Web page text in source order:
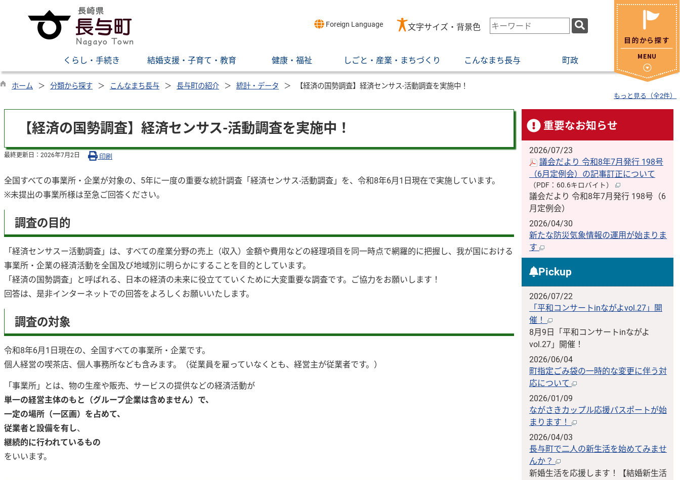
Foreign Language 文字サイズ・背景色
検
索
ー
ワ
くらし・手続き 結婚支援・子育て・教育 健康・福祉 しごと・産業・まちづくり こんなまち長与 町政
ホーム 分類から探す こんなまち長与 長与町の紹介 統計・データ 【経済の国勢調査】経済センサス-活動調査を実施中！
もっと見る（全2件）
【経済の国勢調査】経済センサス-活動調査を実施中！
最終更新日： 2026年7月2日 印刷
全国すべての事業所・企業が対象の、5年に一度の重要な統計調査「経済センサス-活動調査」を、令和8年6月1日現在で実施しています。
※未提出の事業所様は至急ご回答ください。
調査の目的
「経済センサスー活動調査」は、すべての産業分野の売上（収入）金額や費用などの経理項目を同一時点で網羅的に把握し、我が国における
事業所・企業の経済活動を全国及び地域別に明らかにすることを目的としています。
「経済の国勢調査」と呼ばれる、日本の経済の未来に役立てていくために大変重要な調査です。ご協力をお願いします！
回答は、是非インターネットでの回答をよろしくお願いいたします。
調査の対象
令和8年6月1日現在の、全国すべての事業所・企業です。
個人経営の喫茶店、個人事務所なども含みます。（従業員を雇っていなくとも、経営主が従業者です。）
「事業所」とは、物の生産や販売、サービスの提供などの経済活動が
単一の経営主体のもと（グループ企業は含めません）で、
一定の場所（一区画）を占めて、
従業者と設備を有し、
継続的に行われているもの
をいいます。
重要なお知らせ
2026/07/23
議会だより 令和8年7月発行 198号
（6月定例会）の記事訂正について
（PDF：60.6キロバイト）
議会だより 令和8年7月発行 198号（6
月定例会）
2026/04/30
新たな防災気象情報の運用が始まりま
す
Pickup
2026/07/22
「平和コンサートinながよvol.27」開
催！
8月9日「平和コンサートinながよ
vol.27」開催！
2026/06/04
町指定ごみ袋の一時的な変更に伴う対
応について
2026/01/09
ながさきカップル応援パスポートが始
まります！
2026/04/03
長与町で二人の新生活を始めてみませ
んか？
新婚生活を応援します！【結婚新生活